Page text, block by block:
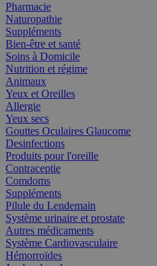
Pharmacie
Naturopathie
Suppléments
Bien-être et santé
Soins à Domicile
Nutrition et régime
Animaux
Yeux et Oreilles
Allergie
Yeux secs
Gouttes Oculaires Glaucome
Desinfections
Produits pour l'oreille
Contraceptie
Comdoms
Suppléments
Pilule du Lendemain
Système urinaire et prostate
Autres médicaments
Système Cardiovasculaire
Hémorroïdes